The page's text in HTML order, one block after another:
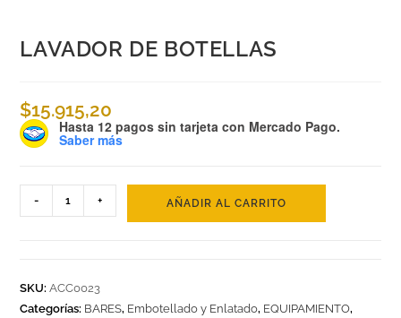
LAVADOR DE BOTELLAS
$15.915,20
Hasta 12 pagos sin tarjeta con Mercado Pago.
Saber más
- + AÑADIR AL CARRITO
SKU:ACC0023
Categorías: BARES, Embotellado y Enlatado, EQUIPAMIENTO,